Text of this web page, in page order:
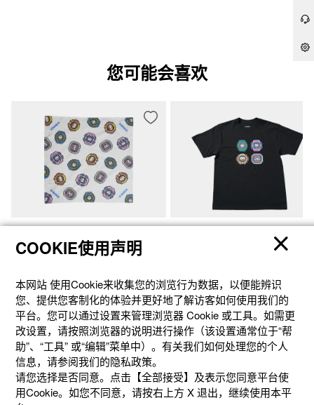
您可能会喜欢
COOKIE使用声明
本网站 使⽤Cookie来收集您的浏览⾏为数据，以便能辨识
您、提供您客制化的体验并更好地了解访客如何使⽤我们的
平台。您可以通过设置来管理浏览器 Cookie 或⼯具。如需更
改设置，请按照浏览器的说明进⾏操作（该设置通常位于“帮
助”、“⼯具” 或“编辑”菜单中）。有关我们如何处理您的个⼈
信息，请参阅我们的隐私政策。
请您选择是否同意。点击【全部接受】及表示您同意平台使
用Cookie。如您不同意，请按右上⽅ X 退出，继续使⽤本平